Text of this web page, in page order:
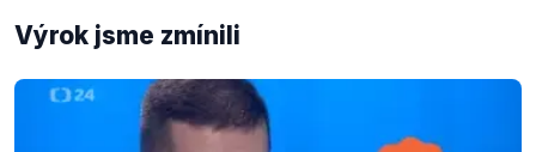
Výrok jsme zmínili